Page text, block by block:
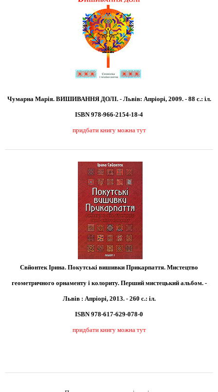
Чумарна Марія. ВИШИВАННЯ ДОЛІ. - Львів: Апріорі, 2009. - 88 с.: іл.
ISBN 978-966-2154-18-4
придбати книгу можна тут
Свйонтек Iрина. Покутські вишивки Прикарпаття. Мистецтво
геометричного орнаменту і колориту. Перший мистецький альбом. -
Львів : Апріорі, 2013. - 260 с.: іл.
ISBN 978-617-629-078-0
придбати книгу можна тут